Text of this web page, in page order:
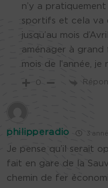
n’y a pratiquement
sportifs et cela va
jusqu’au mois
aménager à
mois de l’année, je
0
philipperadio 3
Je pense qu’il serait
fait en gare de la
chemin de fer